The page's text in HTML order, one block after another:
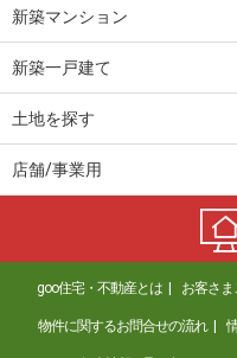
岡山県岡山市北区今村
岡山県倉敷市大島
住 所
岡
専有面積
間取り
新築マンション
新築一戸建て
土地を探す
店舗/事業用
goo住宅・不動産とは お客さ
物件に関するお問合せの流れ